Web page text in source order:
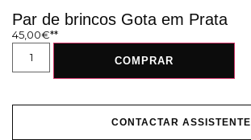
Par de brincos Gota em Prata
45,00€
COMPRAR
CONTACTAR ASSISTENTE